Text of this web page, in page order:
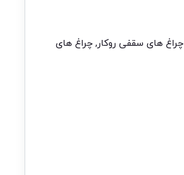
چراغ های سقفی روکار, چراغ های